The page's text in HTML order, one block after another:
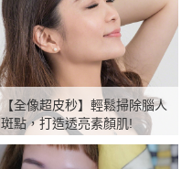
【全像超皮秒】輕鬆掃除腦人
斑點，打造透亮素顏肌!